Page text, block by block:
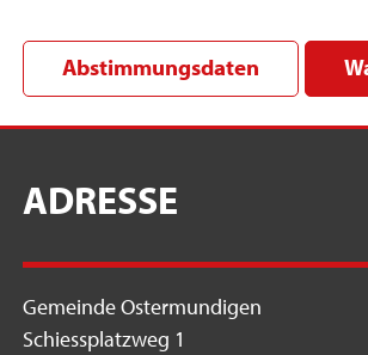
Abstimmungsdaten
ADRESSE
Gemeinde Ostermundigen
Schiessplatzweg 1